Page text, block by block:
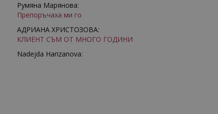
Румяна Марянова:
Препоръчаха ми го
АДРИАНА ХРИСТОЗОВА:
КЛИЕНТ СЪМ ОТ МНОГО ГОДИНИ
Nadejda Harizanova: